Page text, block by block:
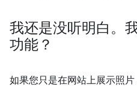
我还是没听明白。
功能？
如果您只是在网站上展示照片